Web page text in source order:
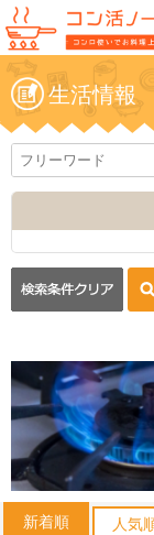
生活情報
新着順 人気